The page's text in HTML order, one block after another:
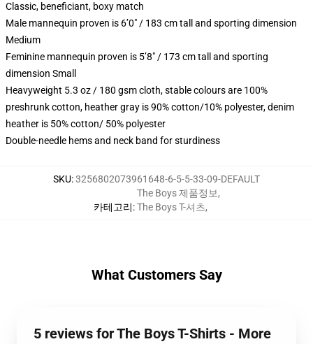
Classic, beneficiant, boxy match
Male mannequin proven is 6’0″ / 183 cm tall and sporting dimension
Medium
Feminine mannequin proven is 5’8″ / 173 cm tall and sporting
dimension Small
Heavyweight 5.3 oz / 180 gsm cloth, stable colours are 100%
preshrunk cotton, heather gray is 90% cotton/10% polyester, denim
heather is 50% cotton/ 50% polyester
Double-needle hems and neck band for sturdiness
SKU:3256802073961648-6-5-5-33-09-DEFAULT
카테고리:
The Boys 제품정보,
The Boys T-셔츠,
What Customers Say
5 reviews for The Boys T-Shirts - More